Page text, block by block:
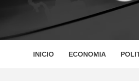
INICIO ECONOMIA